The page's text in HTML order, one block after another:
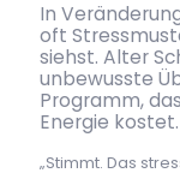
In
oft
siehst. Alter
unbewusste
Programm,
Energie kostet.
„Stimmt. Das